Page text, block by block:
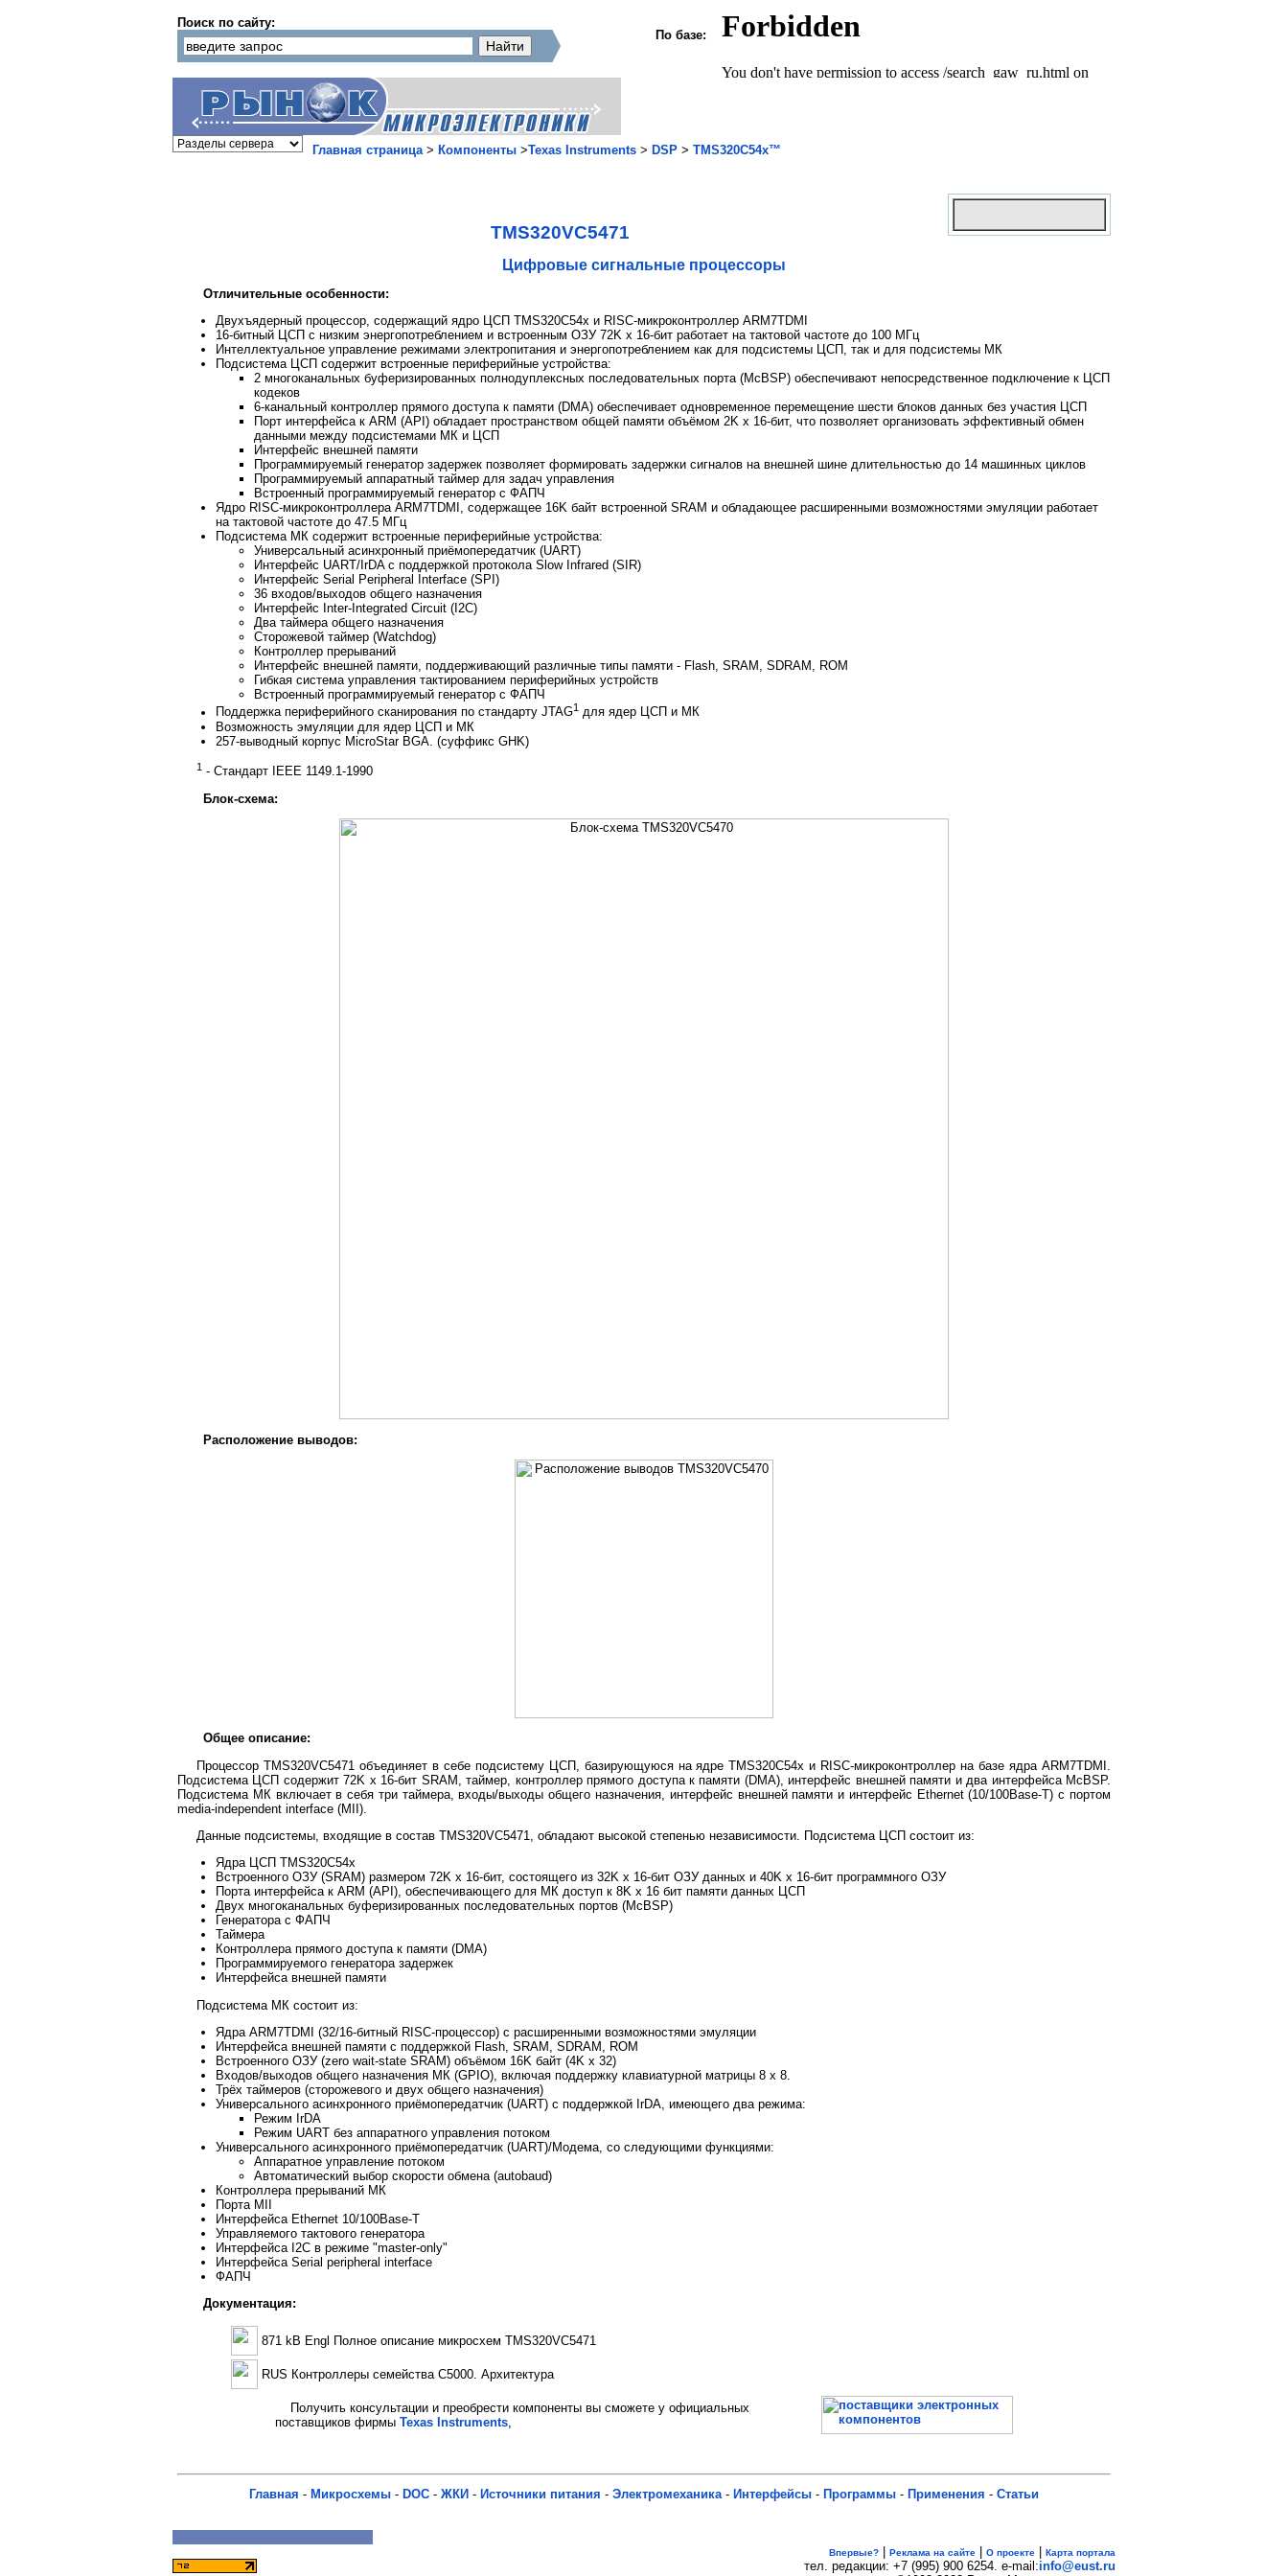
Поиск по сайту:
По базе:
Главная страница> Компоненты >Texas Instruments > DSP > TMS320С54x™
TMS320VC5471
Цифровые сигнальные процессоры
Отличительные особенности:
Двухъядерный процессор, содержащий ядро ЦСП TMS320C54x и RISC-микроконтроллер ARM7TDMI
16-битный ЦСП с низким энергопотреблением и встроенным ОЗУ 72K x 16-бит работает на тактовой частоте до 100 МГц
Интеллектуальное управление режимами электропитания и энергопотреблением как для подсистемы ЦСП, так и для подсистемы МК
Подсистема ЦСП содержит встроенные периферийные устройства:
2 многоканальных буферизированных полнодуплексных последовательных порта (McBSP) обеспечивают непосредственное подключение к ЦСП
кодеков
6-канальный контроллер прямого доступа к памяти (DMA) обеспечивает одновременное перемещение шести блоков данных без участия ЦСП
Порт интерфейса к ARM (API) обладает пространством общей памяти объёмом 2K x 16-бит, что позволяет организовать эффективный обмен
данными между подсистемами МК и ЦСП
Интерфейс внешней памяти
Программируемый генератор задержек позволяет формировать задержки сигналов на внешней шине длительностью до 14 машинных циклов
Программируемый аппаратный таймер для задач управления
Встроенный программируемый генератор с ФАПЧ
Ядро RISC-микроконтроллера ARM7TDMI, содержащее 16K байт встроенной SRAM и обладающее расширенными возможностями эмуляции работает
на тактовой частоте до 47.5 МГц
Подсистема МК содержит встроенные периферийные устройства:
Универсальный асинхронный приёмопередатчик (UART)
Интерфейс UART/IrDA с поддержкой протокола Slow Infrared (SIR)
Интерфейс Serial Peripheral Interface (SPI)
36 входов/выходов общего назначения
Интерфейс Inter-Integrated Circuit (I2C)
Два таймера общего назначения
Сторожевой таймер (Watchdog)
Контроллер прерываний
Интерфейс внешней памяти, поддерживающий различные типы памяти - Flash, SRAM, SDRAM, ROM
Гибкая система управления тактированием периферийных устройств
Встроенный программируемый генератор с ФАПЧ
Поддержка периферийного сканирования по стандарту JTAG1 для ядер ЦСП и МК
Возможность эмуляции для ядер ЦСП и МК
257-выводный корпус MicroStar BGA. (суффикс GHK)
1 - Стандарт IEEE 1149.1-1990
Блок-схема:
Расположение выводов:
Общее описание:
Процессор TMS320VC5471 объединяет в себе подсистему ЦСП, базирующуюся на ядре TMS320C54x и RISC-микроконтроллер на базе ядра ARM7TDMI.
Подсистема ЦСП содержит 72K x 16-бит SRAM, таймер, контроллер прямого доступа к памяти (DMA), интерфейс внешней памяти и два интерфейса McBSP.
Подсистема МК включает в себя три таймера, входы/выходы общего назначения, интерфейс внешней памяти и интерфейс Ethernet (10/100Base-T) с портом
media-independent interface (MII).
Данные подсистемы, входящие в состав TMS320VC5471, обладают высокой степенью независимости. Подсистема ЦСП состоит из:
Ядра ЦСП TMS320C54x
Встроенного ОЗУ (SRAM) размером 72K x 16-бит, состоящего из 32K x 16-бит ОЗУ данных и 40K x 16-бит программного ОЗУ
Порта интерфейса к ARM (API), обеспечивающего для МК доступ к 8K x 16 бит памяти данных ЦСП
Двух многоканальных буферизированных последовательных портов (McBSP)
Генератора с ФАПЧ
Таймера
Контроллера прямого доступа к памяти (DMA)
Программируемого генератора задержек
Интерфейса внешней памяти
Подсистема МК состоит из:
Ядра ARM7TDMI (32/16-битный RISC-процессор) с расширенными возможностями эмуляции
Интерфейса внешней памяти с поддержкой Flash, SRAM, SDRAM, ROM
Встроенного ОЗУ (zero wait-state SRAM) объёмом 16K байт (4K x 32)
Входов/выходов общего назначения МК (GPIO), включая поддержку клавиатурной матрицы 8 x 8.
Трёх таймеров (сторожевого и двух общего назначения)
Универсального асинхронного приёмопередатчик (UART) с поддержкой IrDA, имеющего два режима:
Режим IrDA
Режим UART без аппаратного управления потоком
Универсального асинхронного приёмопередатчик (UART)/Модема, со следующими функциями:
Аппаратное управление потоком
Автоматический выбор скорости обмена (autobaud)
Контроллера прерываний МК
Порта MII
Интерфейса Ethernet 10/100Base-T
Управляемого тактового генератора
Интерфейса I2C в режиме "master-only"
Интерфейса Serial peripheral interface
ФАПЧ
Документация:
871 kB Engl Полное описание микросхем TMS320VC5471
RUS Контроллеры семейства C5000. Архитектура
Получить консультации и преобрести компоненты вы сможете у официальных
поставщиков фирмы Texas Instruments
Главная - Микросхемы - DOC - ЖКИ - Источники питания - Электромеханика - Интерфейсы - Программы - Применения - Статьи
Впервые? Реклама на сайте О проекте Карта портала
тел. редакции: +7 (995) 900 6254. e-mail:info@eust.ru